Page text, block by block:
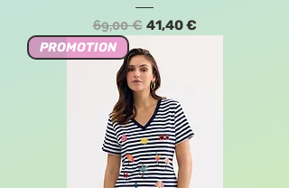
Precio
69,00 € Precio de oferta
41,40 €
PROMOTION